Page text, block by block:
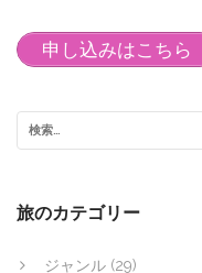
ビ
ゲ
ー
シ
ン
申し込みはこちら
旅のカテゴリー
ジャンル (29)